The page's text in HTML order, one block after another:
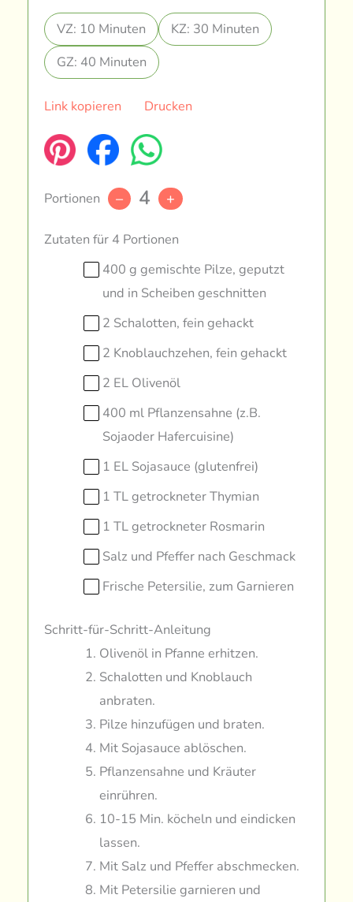
VZ: 10 Minuten
KZ: 30 Minuten
GZ: 40 Minuten
Link kopieren Drucken
Portionen – 4 +
Zutaten für 4 Portionen
400 g gemischte Pilze, geputzt
und in Scheiben geschnitten
2 Schalotten, fein gehackt
2 Knoblauchzehen, fein gehackt
2 EL Olivenöl
400 ml Pflanzensahne (z.B.
Sojaoder Hafercuisine)
1 EL Sojasauce (glutenfrei)
1 TL getrockneter Thymian
1 TL getrockneter Rosmarin
Salz und Pfeffer nach Geschmack
Frische Petersilie, zum Garnieren
Schritt-für-Schritt-Anleitung
Olivenöl in Pfanne erhitzen.
Schalotten und Knoblauch
anbraten.
Pilze hinzufügen und braten.
Mit Sojasauce ablöschen.
Pflanzensahne und Kräuter
einrühren.
10-15 Min. köcheln und eindicken
lassen.
Mit Salz und Pfeffer abschmecken.
Mit Petersilie garnieren und